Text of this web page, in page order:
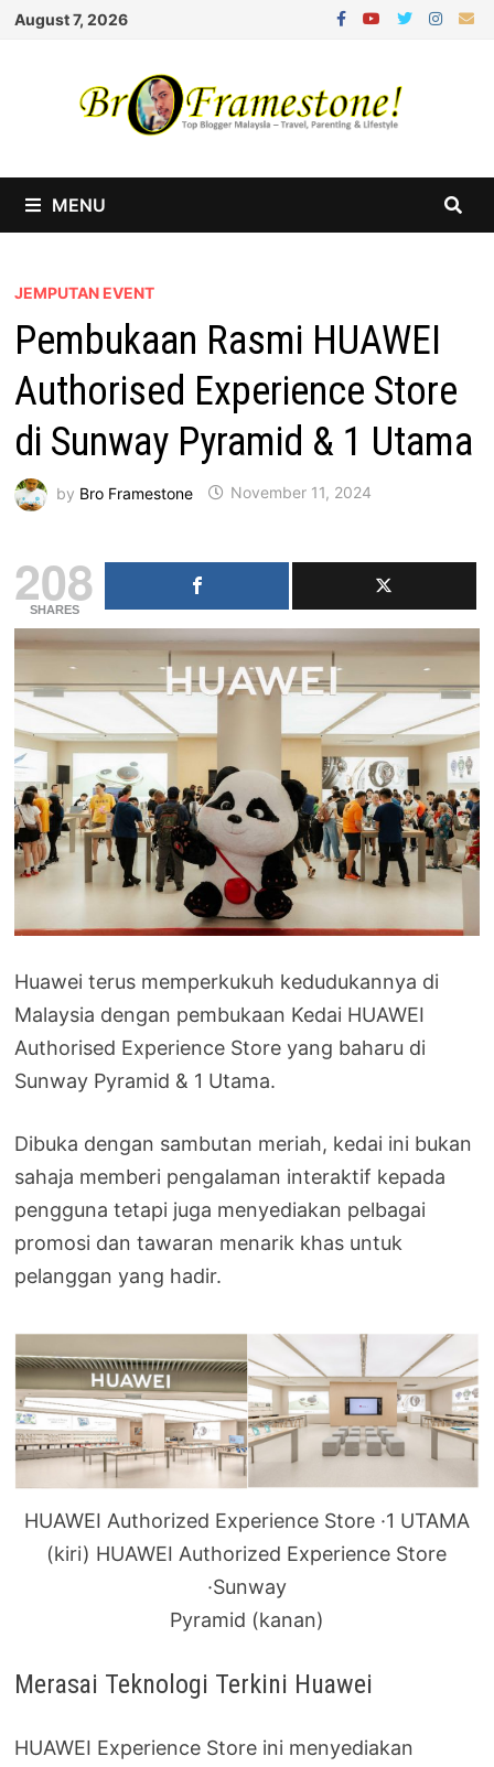
Skip
August 7, 2026
MENU
JEMPUTAN EVENT
Pembukaan Rasmi HUAWEI
Authorised Experience Store
di Sunway Pyramid & 1 Utama
by Bro Framestone November 11, 2024
208
SHARES
Huawei terus memperkukuh kedudukannya di
Malaysia dengan pembukaan Kedai HUAWEI
Authorised Experience Store yang baharu di
Sunway Pyramid & 1 Utama.
Dibuka dengan sambutan meriah, kedai ini bukan
sahaja memberi pengalaman interaktif kepada
pengguna tetapi juga menyediakan pelbagai
promosi dan tawaran menarik khas untuk
pelanggan yang hadir.
HUAWEI Authorized Experience Store ·1 UTAMA
(kiri) HUAWEI Authorized Experience Store
·Sunway
Pyramid (kanan)
Merasai Teknologi Terkini Huawei
HUAWEI Experience Store ini menyediakan